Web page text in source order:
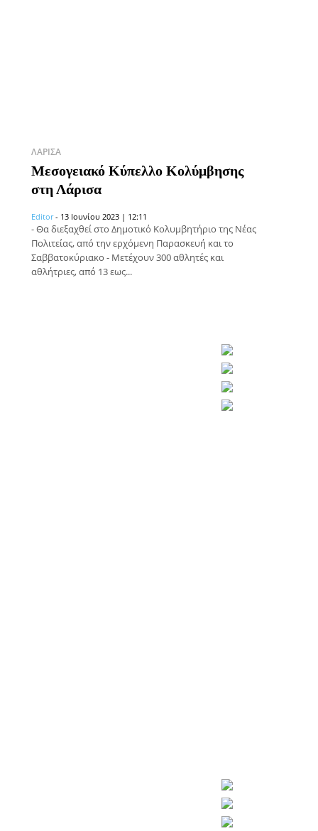
ΛΆΡΙΣΑ
Μεσογειακό Κύπελλο Κολύμβησης
στη Λάρισα
Editor - 13 Ιουνίου 2023 | 12:11
- Θα διεξαχθεί στο Δημοτικό Κολυμβητήριο της Νέας
Πολιτείας, από την ερχόμενη Παρασκευή και το
Σαββατοκύριακο - Μετέχουν 300 αθλητές και
αθλήτριες, από 13 εως...